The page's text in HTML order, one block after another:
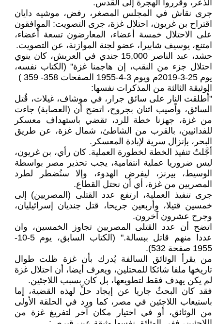
الذعر، وقرروا الهجرة إلى القدس.
جرى نقاش في المجلس المصغر، رفض، موشيه دايان
اقتراح بن غريون، احتلال غزة، جرى التصويت: الموافقون
على الاحتلال خمسة أعضاء، المعارضون تسعة أعضاء،
امتنع، يوسيف شابيرا، عضو لجنة الموازنة، عن التصويت.
حشد، عبد الناصر 15,000 جندي في العريش، كان ينوي
احتلال جزء من النقب، إن هاجمنا غزة" (الكتاب نفسه،
يوم 25-3-2019م ويوم 3-4-1955 الصفحات 358- 359 )
الوثيقة الثالثة من المذكرات نفسها:
"أُطلقت النار على سائق جرار، في موشاف، غيلات، قُتل
السائق، واًصيب اثنان بجروح، اتضح أن (العصابة) جاءت
من غزة، جهزنا خطة للرد، تقضي باستهداف معسكر
للفدائيين، بالقرب من الشاطئ، شمال غزة، عن طريق
البحر، بإنزال سرية لإبادة المعسكر.
أجَّلتُ تنفيذ الخطة لخطورة العملية. كان رأي، بن غريون،
ليس ضروريا عملية انتقامية، يجب تحذير مصر بواسطة
الوسيط، بيرنز، ليفرض الهدوء، وإلا سنُضطر لطرد
المصريين من غزة، أي أن نحتل القطاع.
جرى تنفيذ العملية، ارتفع عدد القتلى (المصريين) إلى
خمسين قتيلا، وأربعين جريحا، قتل جنديان إسرائيليان،
وجرح عشرون آخرون.
اتضح أن عدد القتلى المصريين تجاوز الخمسين، وان
عددا منهم قاتل ببسالة." (الكتاب السابق، يوم 5-10-
1955 صفحة 532).
من يقرأ الوثائق السالفة يُدرك بأن غزة ظلت طوال
تاريخها ملفا شائكا للمحتلين، ويعرف أيضا، أن احتلال غزة
لم يكن يهدف فقط لتطويعها، بل كان بسبب اللاجئين.
فقد كان البحثُ جاريا عن إيجاد حلِّ لهذه القضية، إما
باستيعاب اللاجئين في مصر، كما ورد في الحلقة الأولى
من الوثائق، أو في اختيار مكان آخر لتفريغ غزة من